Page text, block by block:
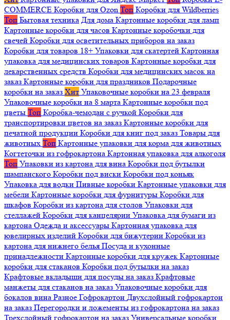
COMMERCE Коробки для Ozon Топ Коробки для Wildberries
Топ Бытовая техника Для дома Картонные коробки для ламп
Картонные коробки для часов Картонные коробочки для
свечей Коробки для осветительных приборов на заказ
Коробки для товаров 18+ Упаковки для скатертей Картонная
упаковка для медицинских товаров Картонные коробки для
лекарственных средств Коробки для медицинских масок на
заказ Картонные коробки для праздников Подарочные
коробки на заказ Хит Упаковочные коробки на 23 февраля
Упаковочные коробки на 8 марта Картонные коробки под
цветы Топ Коробка-чемодан с ручкой Коробки для
транспортировки цветов на заказ Картонные коробки для
печатной продукции Коробки для книг под заказ Товары для
животных Топ Картонные упаковки для корма для животных
Когтеточки из гофрокартона Картонная упаковка для алкоголя
Топ Упаковки из картона для вина Коробки под бутылки
шампанского Коробки под виски Коробки под коньяк
Упаковка для водки Пивные коробки Картонные упаковки для
мебели Картонные коробки для фурнитуры Коробки для
шкафов Коробки из картона для столов Упаковки для
стеллажей Коробки для канцелярии Упаковка для бумаги из
картона Одежда и аксессуары Картонная упаковка для
ювелирных изделий Коробки для бижутерии Коробки из
картона для нижнего белья Посуда и кухонные
принадлежности Картонные коробки для кружек Картонные
коробки для стаканов Коробки под бутылки на заказ
Крафтовые вкладыши для посуды на заказ Крафтовые
манжеты для стаканов на заказ Упаковочные коробки для
бокалов вина Разное Гофрокартон Двухслойный гофрокартон
на заказ Перегородки и ложементы из гофрокартона на заказ
Трехслойный гофрокартон на заказ Универсальные коробки